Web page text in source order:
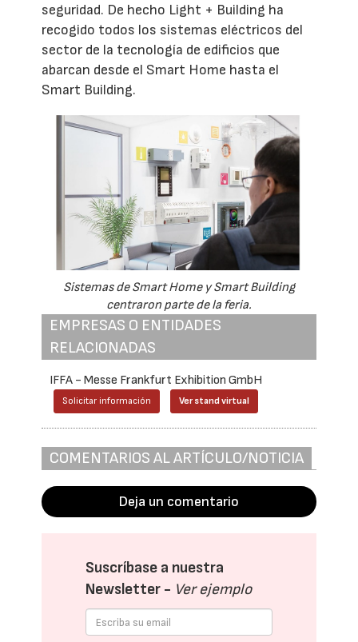
seguridad. De hecho Light + Building ha
recogido todos los sistemas eléctricos del
sector de la tecnología de edificios que
abarcan desde el Smart Home hasta el
Smart Building.
Sistemas de Smart Home y Smart Building
centraron parte de la feria.
EMPRESAS O ENTIDADES
RELACIONADAS
IFFA - Messe Frankfurt Exhibition GmbH
Solicitar información Ver stand virtual
COMENTARIOS AL ARTÍCULO/NOTICIA
Deja un comentario
Suscríbase a nuestra
Newsletter - Ver ejemplo